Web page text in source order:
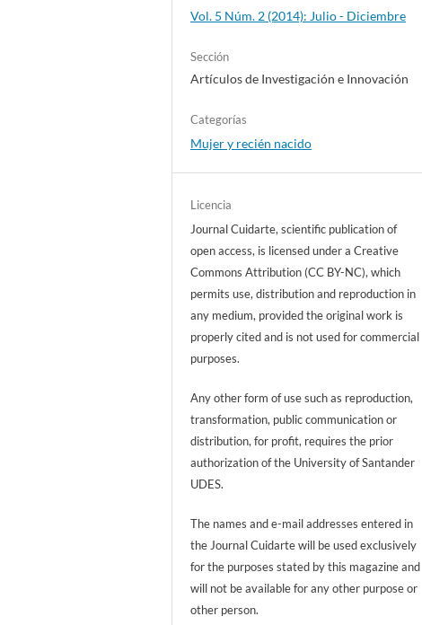
Vol. 5 Núm. 2 (2014): Julio - Diciembre
Sección
Artículos de Investigación e Innovación
Categorías
Mujer y recién nacido
Licencia
Journal Cuidarte, scientific publication of
open access, is licensed under a Creative
Commons Attribution (CC BY-NC), which
permits use, distribution and reproduction in
any medium, provided the original work is
properly cited and is not used for commercial
purposes.
Any other form of use such as reproduction,
transformation, public communication or
distribution, for profit, requires the prior
authorization of the University of Santander
UDES.
The names and e-mail addresses entered in
the Journal Cuidarte will be used exclusively
for the purposes stated by this magazine and
will not be available for any other purpose or
other person.